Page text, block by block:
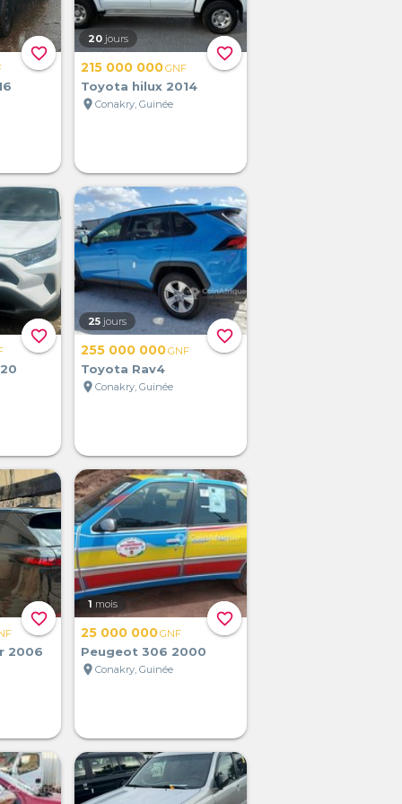
favorite_border favorite_border
20 jours
215 000 000GNF
Toyota hilux 2014
location_onConakry, Guinée
favorite_border favorite_border
25 jours
255 000 000GNF
Toyota Rav4
location_onConakry, Guinée
favorite_border
2006
favorite_border
1 mois
25 000 000GNF
Peugeot 306 2000
location_onConakry, Guinée